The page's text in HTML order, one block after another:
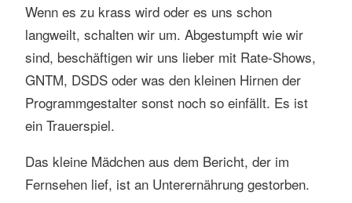
Wenn es zu krass wird oder es uns schon
langweilt, schalten wir um. Abgestumpft wie wir
sind, beschäftigen wir uns lieber mit Rate-Shows,
GNTM, DSDS oder was den kleinen Hirnen der
Programmgestalter sonst noch so einfällt. Es ist
ein Trauerspiel.
Das kleine Mädchen aus dem Bericht, der im
Fernsehen lief, ist an Unterernährung gestorben.